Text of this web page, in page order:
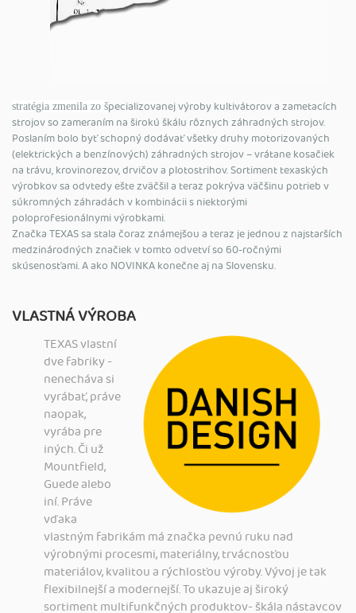
stratégia zmenila zo špecializovanej výroby kultivátorov a zametacích
strojov so zameraním na širokú škálu rôznych záhradných strojov.
Poslaním bolo byť schopný dodávať všetky druhy motorizovaných
(elektrických a benzínových) záhradných strojov – vrátane kosačiek
na trávu, krovinorezov, drvičov a plotostrihov. Sortiment texaských
výrobkov sa odvtedy ešte zväčšil a teraz pokrýva väčšinu potrieb v
súkromných záhradách v kombinácii s niektorými
poloprofesionálnymi výrobkami.
Značka TEXAS sa stala čoraz známejšou a teraz je jednou z najstarších
medzinárodných značiek v tomto odvetví so 60-ročnými
skúsenosťami. A ako NOVINKA konečne aj na Slovensku.
VLASTNÁ VÝROBA
TEXAS vlastní
dve fabriky -
nenecháva si
vyrábať, práve
naopak,
vyrába pre
iných. Či už
Mountfield,
Guede alebo
iní. Práve
vďaka
vlastným fabrikám má značka pevnú ruku nad
výrobnými procesmi, materiálny, trvácnosťou
materiálov, kvalitou a rýchlosťou výroby. Vývoj je tak
flexibilnejší a modernejší. To ukazuje aj široký
sortiment multifunkčných produktov- škála nástavcov